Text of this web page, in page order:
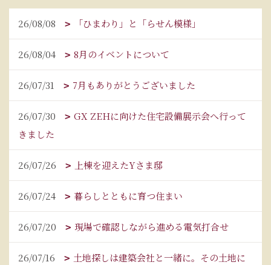
26/08/08 「ひまわり」と「らせん模様」
26/08/04 8月のイベントについて
26/07/31 7月もありがとうございました
26/07/30
GX ZEHに向けた住宅設備展示会へ行って
きました
26/07/26 上棟を迎えたYさま邸
26/07/24 暮らしとともに育つ住まい
26/07/20 現場で確認しながら進める電気打合せ
26/07/16
土地探しは建築会社と一緒に。その土地に